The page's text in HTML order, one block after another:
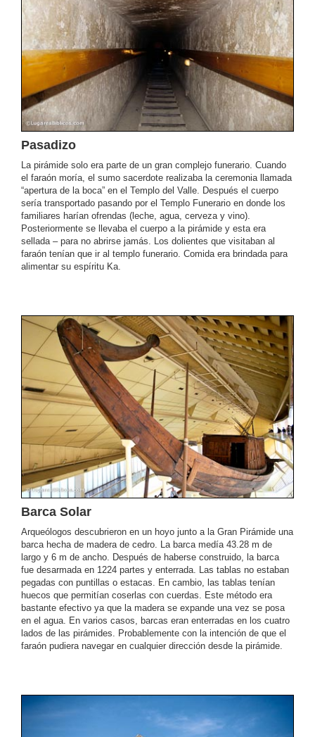
Pasadizo
La pirámide solo era parte de un gran complejo funerario. Cuando
el faraón moría, el sumo sacerdote realizaba la ceremonia llamada
“apertura de la boca” en el Templo del Valle. Después el cuerpo
sería transportado pasando por el Templo Funerario en donde los
familiares harían ofrendas (leche, agua, cerveza y vino).
Posteriormente se llevaba el cuerpo a la pirámide y esta era
sellada – para no abrirse jamás. Los dolientes que visitaban al
faraón tenían que ir al templo funerario. Comida era brindada para
alimentar su espíritu Ka.
Barca Solar
Arqueólogos descubrieron en un hoyo junto a la Gran Pirámide una
barca hecha de madera de cedro. La barca medía 43.28 m de
largo y 6 m de ancho. Después de haberse construido, la barca
fue desarmada en 1224 partes y enterrada. Las tablas no estaban
pegadas con puntillas o estacas. En cambio, las tablas tenían
huecos que permitían coserlas con cuerdas. Este método era
bastante efectivo ya que la madera se expande una vez se posa
en el agua. En varios casos, barcas eran enterradas en los cuatro
lados de las pirámides. Probablemente con la intención de que el
faraón pudiera navegar en cualquier dirección desde la pirámide.